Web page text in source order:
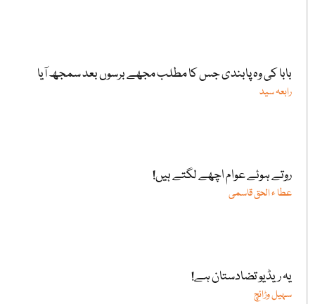
بابا کی وہ پابندی جس کا مطلب مجھے برسوں بعد سمجھ آیا
رابعہ سید
روتے ہوئے عوام اچھے لگتے ہیں!
عطا ء الحق قاسمی
یہ ریڈیو تضادستان ہے!
سہیل وڑائچ